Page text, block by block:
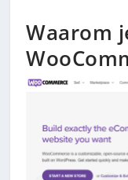
Waarom